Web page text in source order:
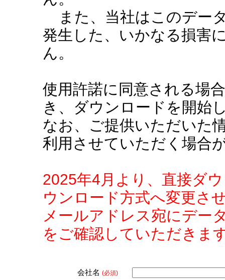
また、当社はこのデー
発生した、いかなる損害
ん。
使用許諾に同意される場
き、ダウンロードを開始
なお、ご提供いただいた
利用させていただく場合
2025年4月より、直接ダ
ウンロード方式へ変更さ
メールアドレス宛にデー
をご確認していただきま
会社名 (必須)